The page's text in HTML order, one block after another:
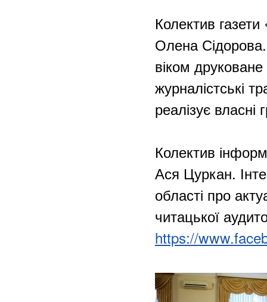
Колектив
Олена
віком
журналістські
реалізує власні
Колектив
Ася Цуркан.
області про
читацької
https://